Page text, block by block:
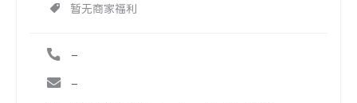
暂无商家福利
-
-